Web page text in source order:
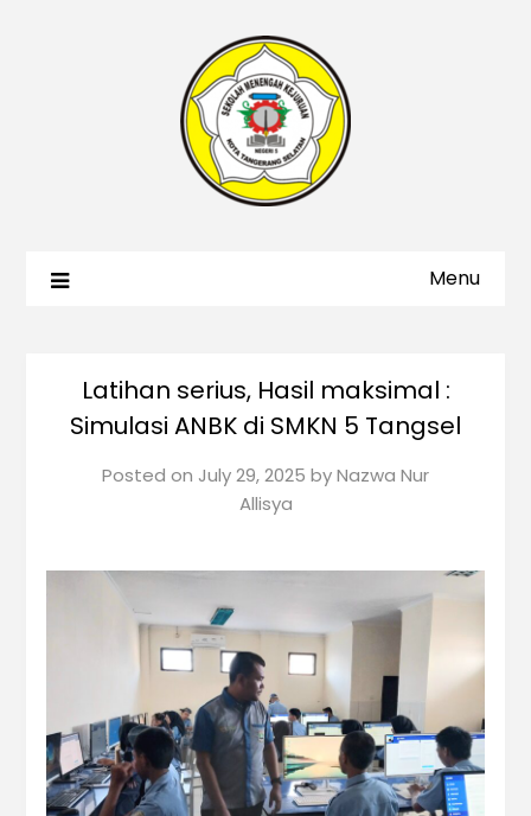
Menu
Latihan serius, Hasil maksimal :
Simulasi ANBK di SMKN 5 Tangsel
Posted on July 29, 2025 byNazwa Nur
Allisya